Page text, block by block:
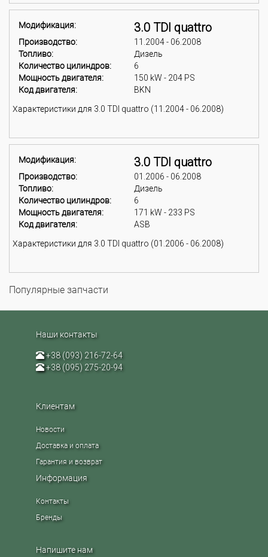
Модификация: 3.0 TDI quattro
Производство:
11.2004 - 06.2008
Топливо:
Дизель
Количество цилиндров:
6
Мощность двигателя:
150 kW - 204 PS
Код двигателя:
BKN
Характеристики для 3.0 TDI quattro (11.2004 - 06.2008)
Модификация: 3.0 TDI quattro
Производство:
01.2006 - 06.2008
Топливо:
Дизель
Количество цилиндров:
6
Мощность двигателя:
171 kW - 233 PS
Код двигателя:
ASB
Характеристики для 3.0 TDI quattro (01.2006 - 06.2008)
Популярные запчасти
Наши контакты
+38 (093) 216-72-64
+38 (095) 275-20-94
Клиентам
Новости
Доставка и оплата
Гарантия и возврат
Информация
Контакты
Бренды
Напишите нам